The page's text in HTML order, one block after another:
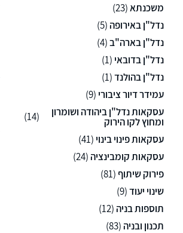
משכנתא(23)
נדל"ן באירופה (5)
נדל"ן בארה"ב(4)
נדל"ן בדובאי (1)
נדל"ן בהולנד(1)
עמידר דיור ציבורי (9)
עסקאות נדל"ן ביהודה ושומרון
ומחוץ לקו הירוק
(14)
עסקאות פינוי בינוי (41)
עסקאות קומבינציה (24)
פירוק שיתוף(81)
שינוי יעוד(9)
תוספות בניה (12)
תכנון ובניה (83)